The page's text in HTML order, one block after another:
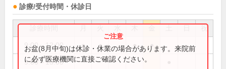
診療/受付時間・休診日
祝
9:00～12:00 ● ● ● ●
9:00～13:00
お盆(8月中旬)は休診・休業の場合があります。来院前
に必ず医療機関に直接ご確認ください。